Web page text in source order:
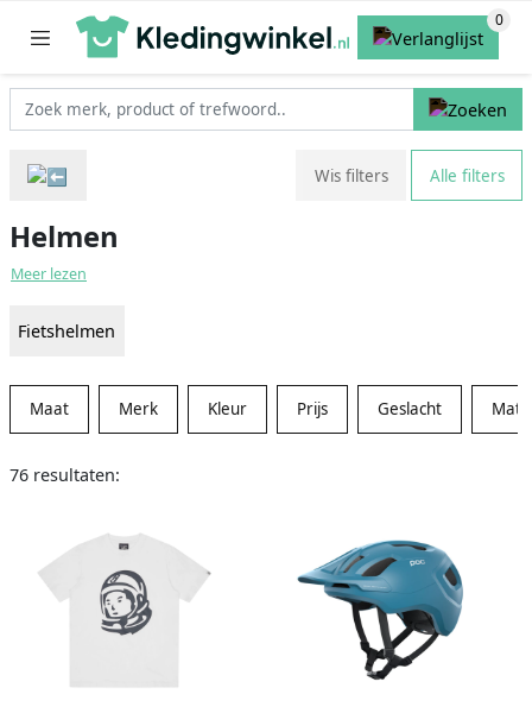
Wis filters Alle filters
Helmen
Meer lezen
Fietshelmen
Maat Merk Kleur Prijs Geslacht
76 resultaten: